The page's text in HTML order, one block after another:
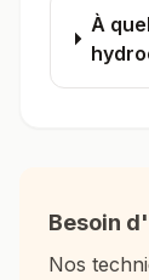
À
Besoin
Nos